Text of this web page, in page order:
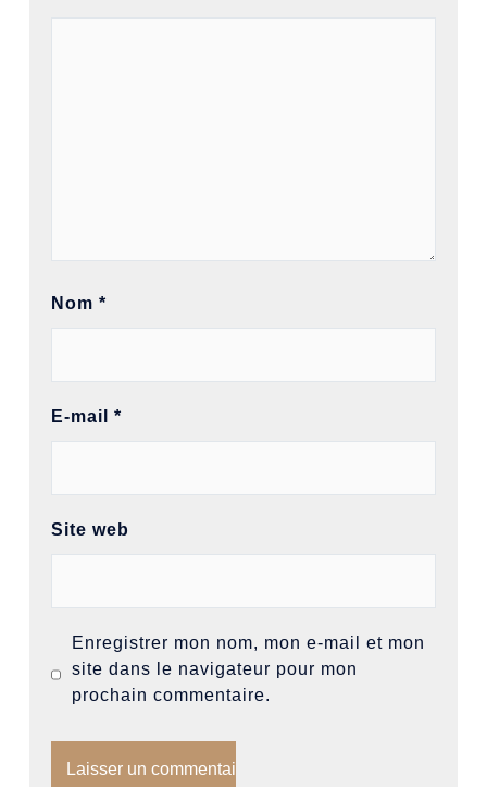
Nom *
E-mail *
Site web
Enregistrer mon nom, mon e-mail et mon
site dans le navigateur pour mon
prochain commentaire.